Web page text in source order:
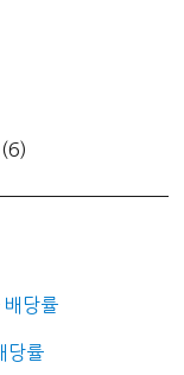
(6)
배당률
당률